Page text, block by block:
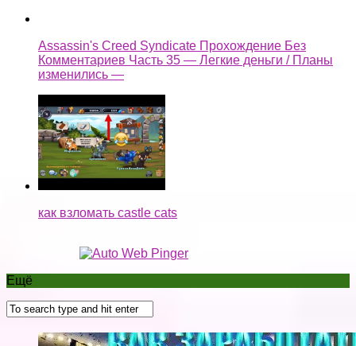
Assassin's Creed Syndicate Прохождение Без
Комментариев Часть 35 — Легкие деньги / Планы
изменились —
как взломать castle cats
Ещё